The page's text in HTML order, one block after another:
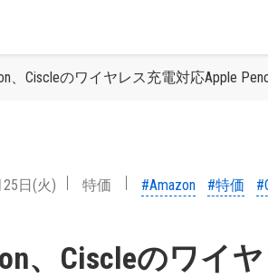
、‎Ciscleのワイヤレス充電対応Apple
日(火) 特価 #Amazon #特価
、‎Ciscleのワイ